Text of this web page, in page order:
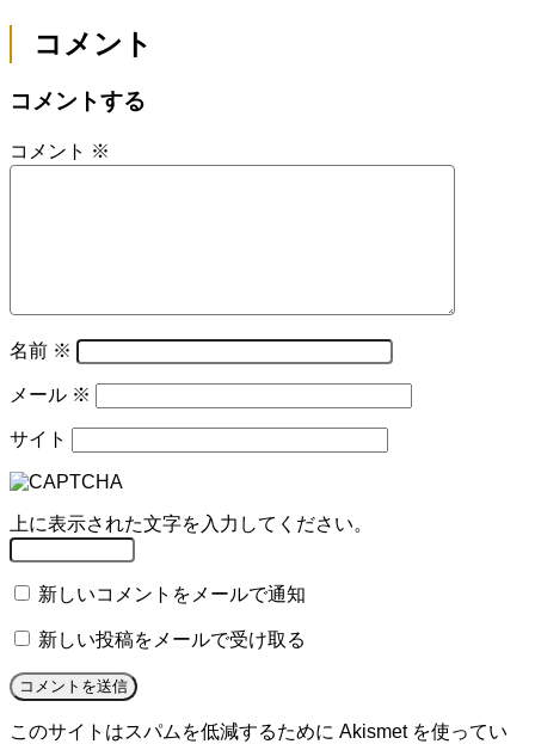
コメント
コメントする
コメント ※
名前 ※
メール ※
サイト
上に表示された文字を入力してください。
新しいコメントをメールで通知
新しい投稿をメールで受け取る
このサイトはスパムを低減するために Akismet を使ってい